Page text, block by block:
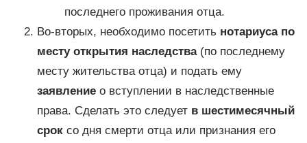
последнего проживания отца.
Во-вторых, необходимо посетить нотариуса по
месту открытия наследства(по последнему
месту жительства отца) и подать ему
заявлениео вступлении в наследственные
права. Сделать это следует в шестимесячный
сроксо дня смерти отца или признания его